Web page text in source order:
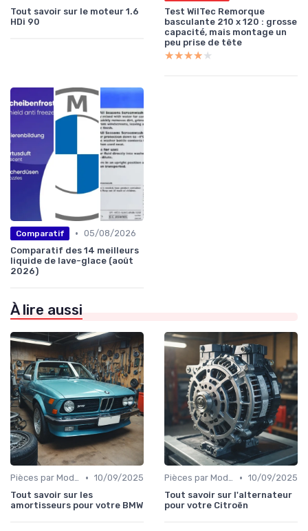
Tout savoir sur le moteur 1.6
HDi 90
Test WilTec Remorque
basculante 210 x 120 : grosse
capacité, mais montage un
peu prise de tête
★★★★★
★★★★★
Comparatif • 05/08/2026
Comparatif des 14 meilleurs
liquide de lave-glace (août
2026)
À lire aussi
Pièces par Modèle de Voiture • 10/09/2025
Tout savoir sur les
amortisseurs pour votre BMW
Pièces par Modèle de Voiture • 10/09/2025
Tout savoir sur l'alternateur
pour votre Citroën